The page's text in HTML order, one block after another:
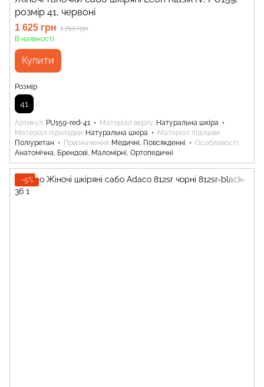
розмір 41, червоні
1 625 грн 1 710 грн
В наявності
Купити
Розмір
41
Артикул PU159-red-41 Матеріал верху Натуральна шкіра
Матеріал підкладки Натуральна шкіра
Матеріал підошви
Поліуретан
Призначення Медичні, Повсякденні
Особливості
Анатомічна, Брендові, Маломірні, Ортопедичні
−5%